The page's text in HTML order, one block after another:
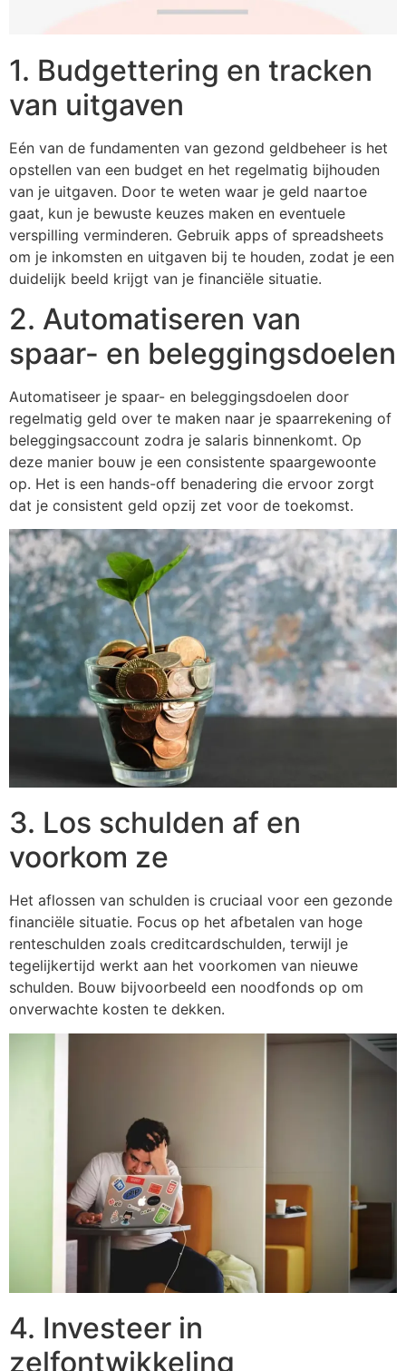
1. Budgettering en tracken
van uitgaven
Eén van de fundamenten van gezond geldbeheer is het
opstellen van een budget en het regelmatig bijhouden
van je uitgaven. Door te weten waar je geld naartoe
gaat, kun je bewuste keuzes maken en eventuele
verspilling verminderen. Gebruik apps of spreadsheets
om je inkomsten en uitgaven bij te houden, zodat je een
duidelijk beeld krijgt van je financiële situatie.
2. Automatiseren van
spaar- en beleggingsdoelen
Automatiseer je spaar- en beleggingsdoelen door
regelmatig geld over te maken naar je spaarrekening of
beleggingsaccount zodra je salaris binnenkomt. Op
deze manier bouw je een consistente spaargewoonte
op. Het is een hands-off benadering die ervoor zorgt
dat je consistent geld opzij zet voor de toekomst.
3. Los schulden af en
voorkom ze
Het aflossen van schulden is cruciaal voor een gezonde
financiële situatie. Focus op het afbetalen van hoge
renteschulden zoals creditcardschulden, terwijl je
tegelijkertijd werkt aan het voorkomen van nieuwe
schulden. Bouw bijvoorbeeld een noodfonds op om
onverwachte kosten te dekken.
4. Investeer in
zelfontwikkeling